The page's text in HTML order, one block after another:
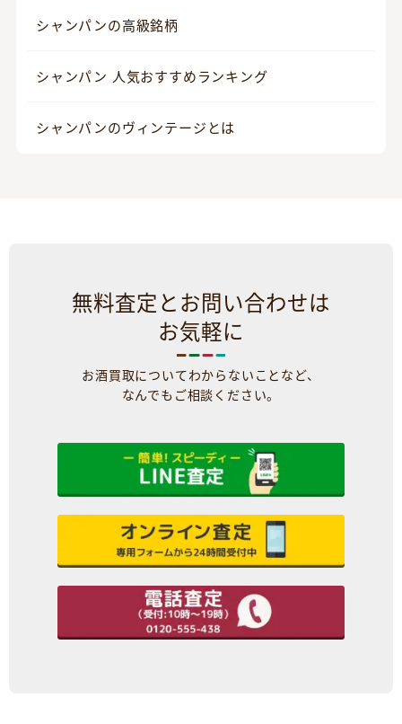
シャンパンの高級銘柄
シャンパン 人気おすすめランキング
シャンパンのヴィンテージとは
無料査定とお問い合わせは
お気軽に
お酒買取についてわからないことなど、
なんでもご相談ください。